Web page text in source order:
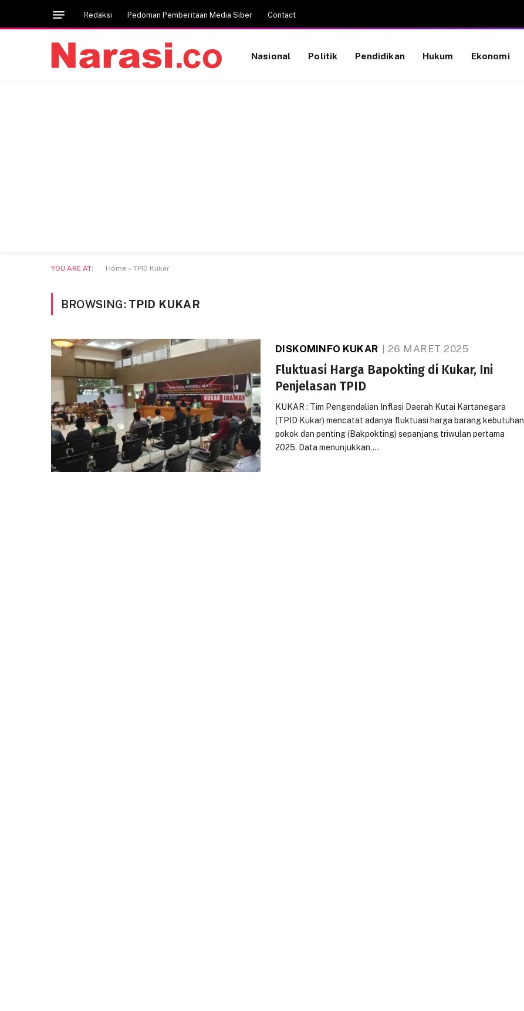
Redaksi Pedoman Pemberitaan Media Siber Contact
Nasional Politik Pendidikan Hukum Ekonomi
YOU ARE AT: Home » TPID Kukar
BROWSING: TPID KUKAR
DISKOMINFO KUKAR 26 MARET 2025
Fluktuasi Harga Bapokting di Kukar, Ini
Penjelasan TPID
KUKAR : Tim Pengendalian Inflasi Daerah Kutai Kartanegara
(TPID Kukar) mencatat adanya fluktuasi harga barang kebutuhan
pokok dan penting (Bakpokting) sepanjang triwulan pertama
2025. Data menunjukkan,…